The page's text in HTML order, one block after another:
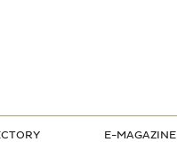
E-MAGAZINE